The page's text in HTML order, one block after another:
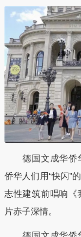
德国文成华侨华
侨华人们用“快闪”
志性建筑前唱响《
片赤子深情。